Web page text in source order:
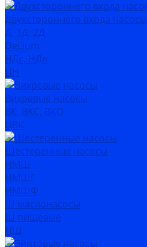
Двухстороннего входа насосы
Д, 1Д, 2Д
DeLium
НДс, НДв
ЦН
Вихревые насосы
ВК, ВКС, ВКО
ЦВК
Шестеренные насосы
НМШ
НМШГ
НМШФ
Ш маслонасосы
Ш пищевые
НШ